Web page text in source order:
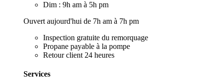
Dim : 9h am à 5h pm
Ouvert aujourd'hui de 7h am à 7h pm
Inspection gratuite du remorquage
Propane payable à la pompe
Retour client 24 heures
Services